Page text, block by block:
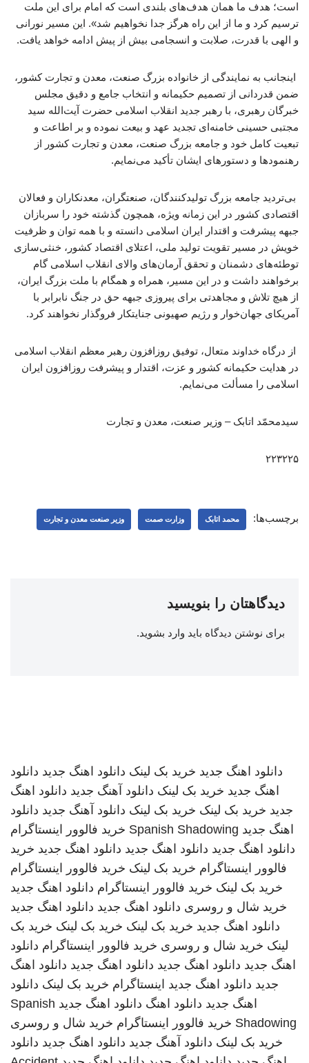
است؛ هدف ما همان هدف‌های بلندی است که امام برای این ملت
ترسیم کرد و ما از این راه هرگز جدا نخواهیم شد». این مسیر نورانی
و الهی با قدرت، صلابت و انسجامی بیش از پیش ادامه خواهد یافت.
اینجانب به نمایندگی از خانواده بزرگ صنعت، معدن و تجارت کشور،
ضمن قدردانی از تصمیم حکیمانه و انتخاب جامع و دقیق مجلس
خبرگان رهبری، با رهبر جدید انقلاب اسلامی حضرت آیت‌الله سید
مجتبی حسینی خامنه‌ای تجدید عهد و بیعت نموده و بر اطاعت و
تبعیت کامل خود و جامعه بزرگ صنعت، معدن و تجارت کشور از
رهنمودها و دستورهای ایشان تأکید می‌نمایم.
بی‌تردید جامعه بزرگ تولیدکنندگان، صنعتگران، معدنکاران و فعالان
اقتصادی کشور در این زمانه ویژه، همچون گذشته خود را سربازان
جبهه پیشرفت و اقتدار ایران اسلامی دانسته و با همه توان و ظرفیت
خویش در مسیر تقویت تولید ملی، اعتلای اقتصاد کشور، خنثی‌سازی
توطئه‌های دشمنان و تحقق آرمان‌های والای انقلاب اسلامی گام
برخواهند داشت و در این مسیر، همراه و همگام با ملت بزرگ ایران،
از هیچ تلاش و مجاهدتی برای پیروزی جبهه حق در جنگ نابرابر با
آمریکای جهان‌خوار و رژیم صهیونی جنایتکار فروگذار نخواهند کرد.
از درگاه خداوند متعال، توفیق روزافزون رهبر معظم انقلاب اسلامی
در هدایت حکیمانه کشور و عزت، اقتدار و پیشرفت روزافزون ایران
اسلامی را مسألت می‌نمایم.
سیدمحمّد اتابک – وزیر صنعت، معدن و تجارت
۲۲۳۲۲۵
برچسب‌ها: محمد اتابک وزارت صمت وزیر صنعت معدن و تجارت
دیدگاهتان را بنویسید
برای نوشتن دیدگاه باید وارد بشوید.
دانلود اهنگ جدید خرید بک لینک دانلود اهنگ جدید دانلود
اهنگ جدید خرید بک لینک دانلود آهنگ جدید دانلود اهنگ
جدید خرید بک لینک خرید بک لینک دانلود آهنگ جدید دانلود
اهنگ جدید Spanish Shadowing خرید فالوور اینستاگرام
دانلود اهنگ جدید دانلود اهنگ جدید دانلود اهنگ جدید خرید
فالوور اینستاگرام خرید بک لینک خرید فالوور اینستاگرام
خرید بک لینک خرید فالوور اینستاگرام دانلود اهنگ جدید
خرید شال و روسری دانلود اهنگ جدید دانلود اهنگ جدید
دانلود اهنگ جدید خرید بک لینک خرید بک لینک خرید بک
لینک خرید شال و روسری خرید فالوور اینستاگرام دانلود
اهنگ جدید دانلود اهنگ جدید دانلود اهنگ جدید دانلود اهنگ
جدید دانلود اهنگ جدید اینستاگرام خرید بک لینک دانلود
اهنگ جدید دانلود اهنگ دانلود اهنگ جدید Spanish
Shadowing خرید فالوور اینستاگرام خرید شال و روسری
خرید بک لینک دانلود آهنگ جدید دانلود اهنگ جدید دانلود